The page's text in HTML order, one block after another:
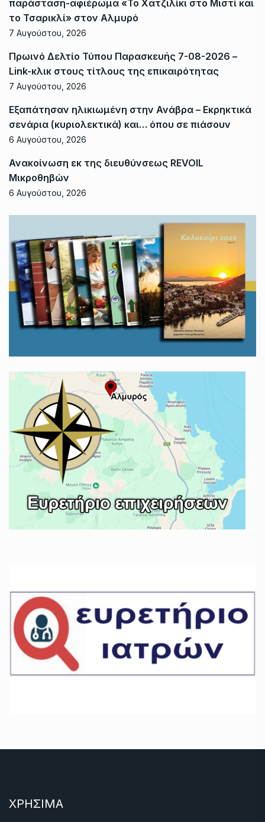
παράσταση-αφιέρωμα «Το Χατζιλίκι στο Μιστί και
το Τσαρικλί» στον Αλμυρό
7 Αυγούστου, 2026
Πρωινό Δελτίο Τύπου Παρασκευής 7-08-2026 –
Link-κλικ στους τίτλους της επικαιρότητας
7 Αυγούστου, 2026
Εξαπάτησαν ηλικιωμένη στην Ανάβρα – Εκρηκτικά
σενάρια (κυριολεκτικά) και… όπου σε πιάσουν
6 Αυγούστου, 2026
Ανακοίνωση εκ της διευθύνσεως REVOIL
Μικροθηβών
6 Αυγούστου, 2026
ΧΡΗΣΙΜΑ